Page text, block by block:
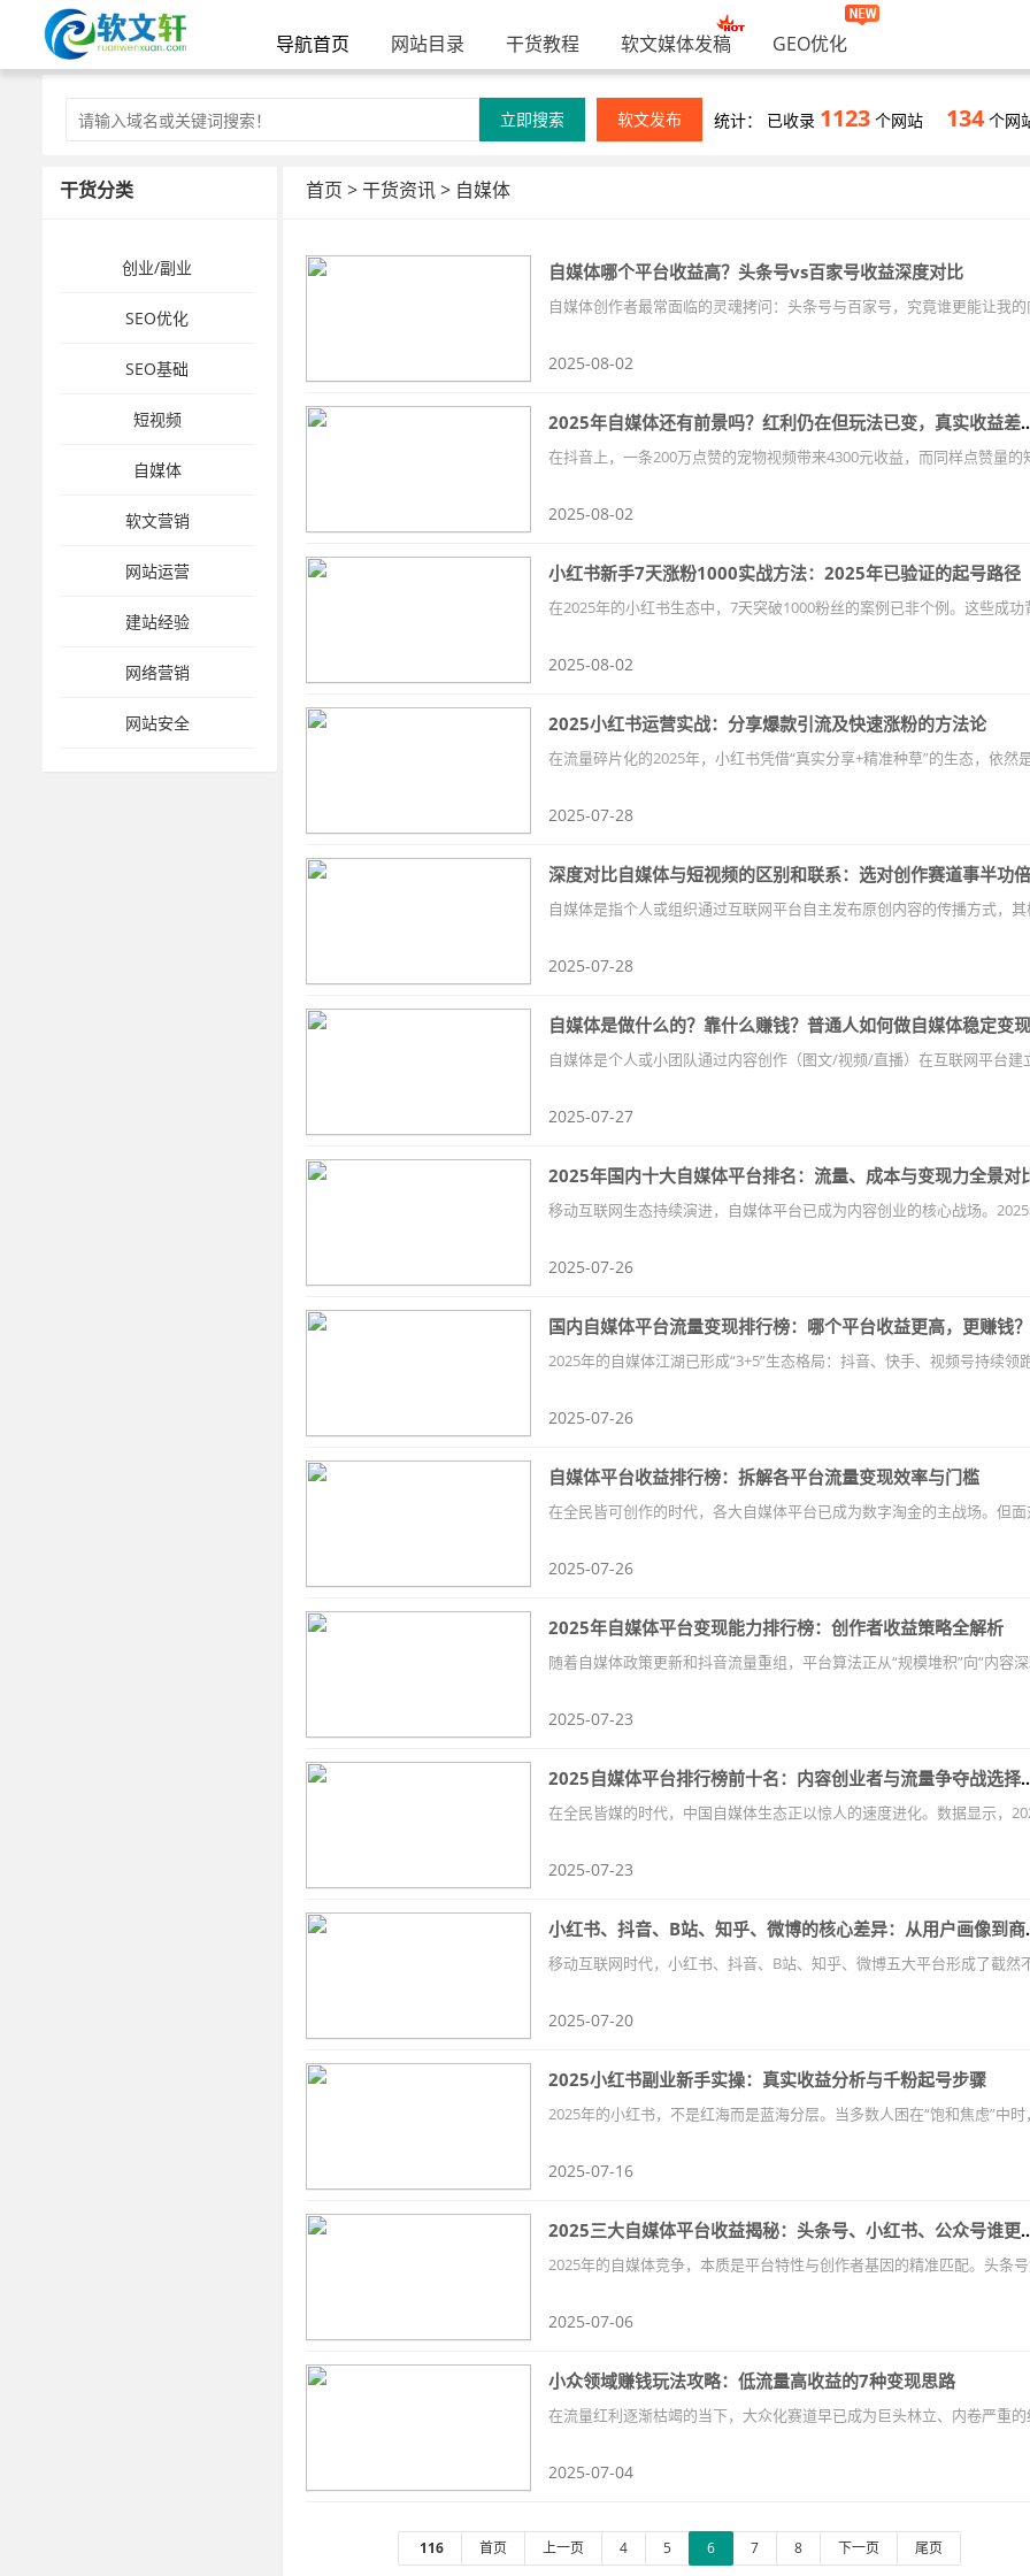
导航首页 网站目录 干货教程 软文媒体发稿 GEO优化
软文发布
立即搜索 统计： 已收录 1123 个网站 134个网
干货分类
创业/副业
SEO优化
SEO基础
短视频
自媒体
软文营销
网站运营
建站经验
网络营销
网站安全
首页 >干货资讯> 自媒体
自媒体哪个平台收益高？头条号vs百家号收益深度对比
2025-08-02
2025年自媒体还有前景吗？红
2025-08-02
小红书新手7天涨粉1000实战方法：2025年已验证的起号路径
2025-08-02
2025小红书运营实战：分享爆款引流及快速涨粉的方法论
2025-07-28
深度对比自媒体与短视频的区别和联系：选对创作赛道事半功倍
2025-07-28
自媒体是做什么的？靠什么赚钱？普通人如何做自媒体稳定变现
2025-07-27
2025年国内十大自媒体平台排名：流量、成本与变现力全景对
2025-07-26
国内自媒体平台流量变现排行榜：哪个平台收益更高，更赚钱？
2025-07-26
自媒体平台收益排行榜：拆解各平台流量变现效率与门槛
2025-07-26
2025年自媒体平台变现能力排行榜：创作者收益策略全解析
2025-07-23
2025自媒体平台排行榜前
2025-07-23
小红书、抖音、
2025-07-20
2025小红书副业新手实操：真实收益分析与千粉起号步骤
2025-07-16
2025三大自媒体平台收益揭
2025-07-06
小众领域赚钱玩法攻略：低流量高收益的7种变现思路
2025-07-04
116 首页 上一页 4 5 6 7 8 下一页 尾页